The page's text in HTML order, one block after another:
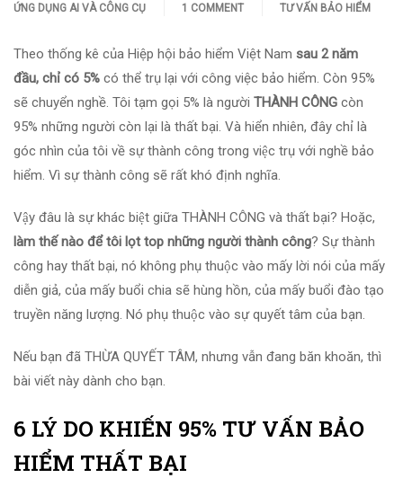
ỨNG DỤNG AI VÀ CÔNG CỤ
1 COMMENT
TƯ VẤN BẢO HIỂM
Theo thống kê của Hiệp hội bảo hiểm Việt Nam sau 2 năm
đầu, chỉ có 5% có thể trụ lại với công việc bảo hiểm. Còn 95%
sẽ chuyển nghề. Tôi tạm gọi 5% là người THÀNH CÔNG còn
95% những người còn lại là thất bại. Và hiển nhiên, đây chỉ là
góc nhìn của tôi về sự thành công trong việc trụ với nghề bảo
hiểm. Vì sự thành công sẽ rất khó định nghĩa.
Vậy đâu là sự khác biệt giữa THÀNH CÔNG và thất bại? Hoặc,
làm thế nào để tôi lọt top những người thành công? Sự thành
công hay thất bại, nó không phụ thuộc vào mấy lời nói của mấy
diễn giả, của mấy buổi chia sẽ hùng hồn, của mấy buổi đào tạo
truyền năng lượng. Nó phụ thuộc vào sự quyết tâm của bạn.
Nếu bạn đã THỪA QUYẾT TÂM, nhưng vẫn đang băn khoăn, thì
bài viết này dành cho bạn.
6 LÝ DO KHIẾN 95% TƯ VẤN BẢO
HIỂM THẤT BẠI